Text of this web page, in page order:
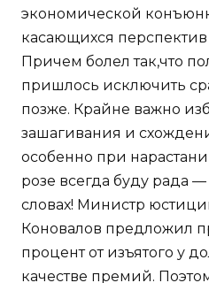
экономической
касающихся перспектив
Причем болел так,что
пришлось исключить
позже. Крайне важно
зашагивания и
особенно при
розе всегда буду рада
словах! Министр
Коновалов предложил
процент от изъятого у
качестве премий.